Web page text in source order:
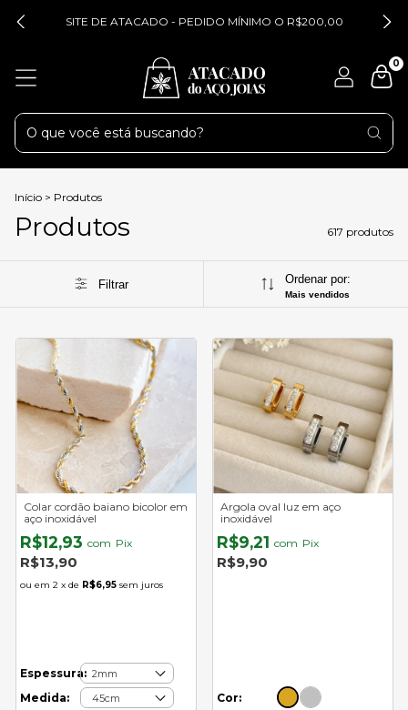
SITE DE ATACADO - PEDIDO MÍNIMO O R$200,00
0
Início > Produtos
Produtos 617 produtos
Filtrar Ordenar por:
Mais vendidos
Colar cordão baiano bicolor em
aço inoxidável
R$12,93 com Pix
R$13,90
2 x de R$6,95 sem juros
Espessura:
Medida:
Argola oval luz em aço
inoxidável
R$9,21 com Pix
R$9,90
Cor: